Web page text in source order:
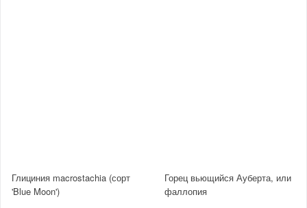
Глициния macrostachia (сорт
'Blue Moon')
Горец вьющийся Ауберта, или
фаллопия